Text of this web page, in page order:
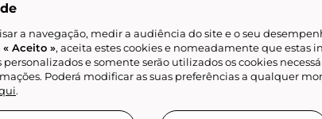
Livro de Reclamações Showroomprive group Ajuda e Contacto
a navegação, medir a audiência do site e o seu
« Aceito », aceita estes cookies e nomeadamente que estas
personalizados e somente serão utilizados os cookies
Poderá modificar as suas preferências a qualquer
.